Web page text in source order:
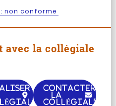
non conforme
avec la collégiale
CONTACTER
LA
COLLÉGIALE